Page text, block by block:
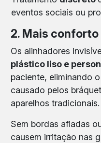
eventos sociais ou
2. Mais conforto
Os alinhadores
plástico liso e
paciente, eliminando
causado pelos
aparelhos tradicionais.
Sem bordas afiadas
causem irritação nas